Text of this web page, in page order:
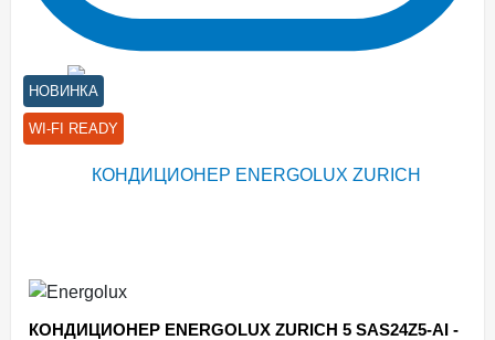
НОВИНКА
WI-FI READY
КОНДИЦИОНЕР ENERGOLUX ZURICH 5 SAS24Z5-AI -